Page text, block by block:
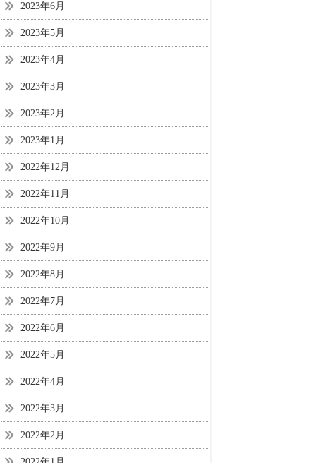
2023年6月
2023年5月
2023年4月
2023年3月
2023年2月
2023年1月
2022年12月
2022年11月
2022年10月
2022年9月
2022年8月
2022年7月
2022年6月
2022年5月
2022年4月
2022年3月
2022年2月